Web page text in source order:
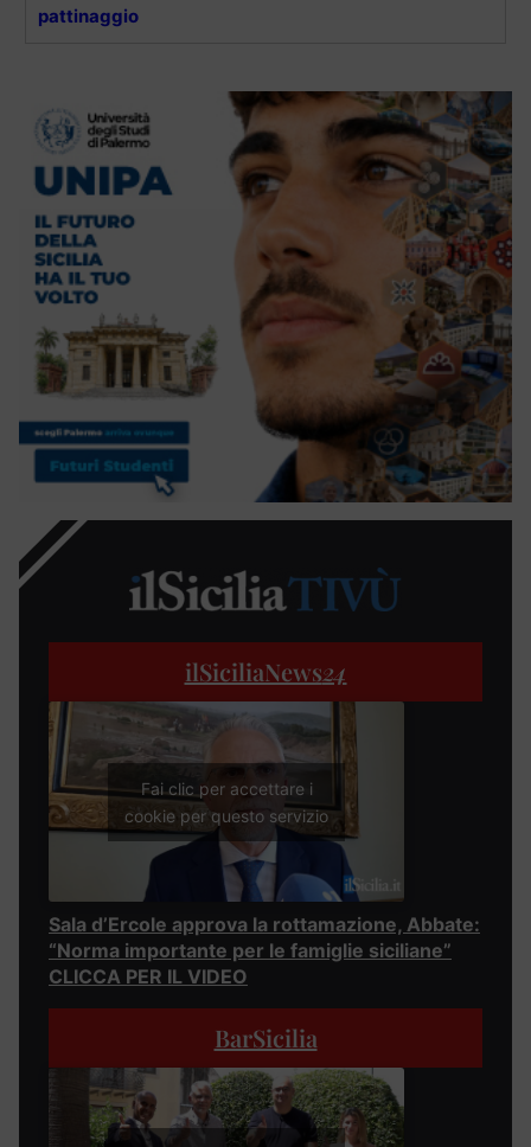
pattinaggio
ilSiciliaNews24
Fai clic per accettare i
cookie per questo servizio
Sala d’Ercole approva la rottamazione, Abbate:
“Norma importante per le famiglie siciliane”
CLICCA PER IL VIDEO
BarSicilia